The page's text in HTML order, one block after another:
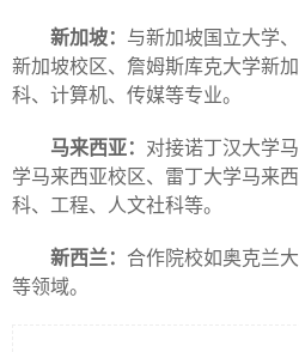
新加坡： 与新加坡国立大学
新加坡校区、詹姆斯库克大学新
科、计算机、传媒等专业。
马来西亚： 对接诺丁汉大学
学马来西亚校区、雷丁大学马来
科、工程、人文社科等。
新西兰： 合作院校如奥克兰
等领域。